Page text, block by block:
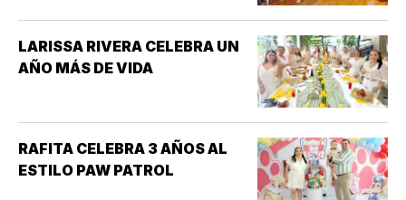
LARISSA RIVERA CELEBRA UN
AÑO MÁS DE VIDA
RAFITA CELEBRA 3 AÑOS AL
ESTILO PAW PATROL